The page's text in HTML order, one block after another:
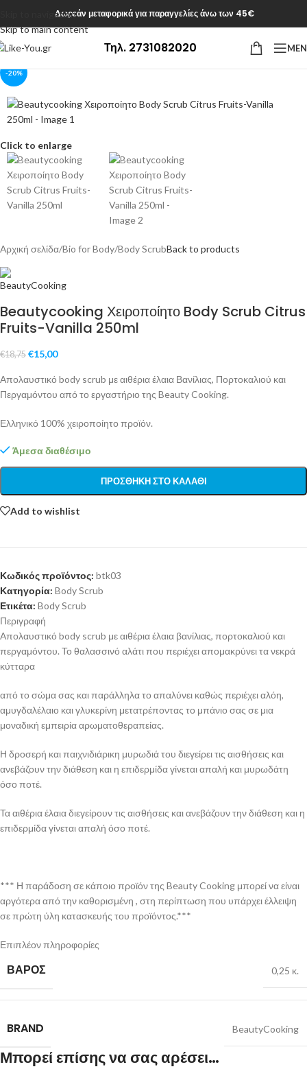
Skip to navigation
Skip to main content
Δωρεάν μεταφορικά για παραγγελίες άνω των 45€
Τηλ. 2731082020
-20%
Click to enlarge
Αρχική σελίδα/Bio for Body/Body ScrubBack to products
Beautycooking Χειροποίητο Body Scrub Citrus
Fruits-Vanilla 250ml
€18,75 €15,00
Απολαυστικό body scrub με αιθέρια έλαια Βανίλιας, Πορτοκαλιού και
Περγαμόντου από το εργαστήριο της Beauty Cooking.
Ελληνικό 100% χειροποίητο προϊόν.
Άμεσα διαθέσιμο
ΠΡΟΣΘΉΚΗ ΣΤΟ ΚΑΛΆΘΙ
Add to wishlist
Κωδικός προϊόντος: btk03
Κατηγορία: Body Scrub
Ετικέτα: Body Scrub
Περιγραφή
Απολαυστικό body scrub με αιθέρια έλαια βανίλιας, πορτοκαλιού και
περγαμόντου. Το θαλασσινό αλάτι που περιέχει απομακρύνει τα νεκρά
κύτταρα
από το σώμα σας και παράλληλα το απαλύνει καθώς περιέχει αλόη,
αμυγδαλέλαιο και γλυκερίνη μετατρέποντας το μπάνιο σας σε μια
μοναδική εμπειρία αρωματοθεραπείας.
Η δροσερή και παιχνιδιάρικη μυρωδιά του διεγείρει τις αισθήσεις και
ανεβάζουν την διάθεση και η επιδερμίδα γίνεται απαλή και μυρωδάτη
όσο ποτέ.
Τα αιθέρια έλαια διεγείρουν τις αισθήσεις και ανεβάζουν την διάθεση και η
επιδερμίδα γίνεται απαλή όσο ποτέ.
*** Η παράδοση σε κάποιο προϊόν της Beauty Cooking μπορεί να είναι
αργότερα από την καθορισμένη , στη περίπτωση που υπάρχει έλλειψη
σε πρώτη ύλη κατασκευής του προϊόντος.***
Επιπλέον πληροφορίες
ΒΆΡΟΣ 0,25 κ.
BRAND BeautyCooking
Μπορεί επίσης να σας αρέσει…